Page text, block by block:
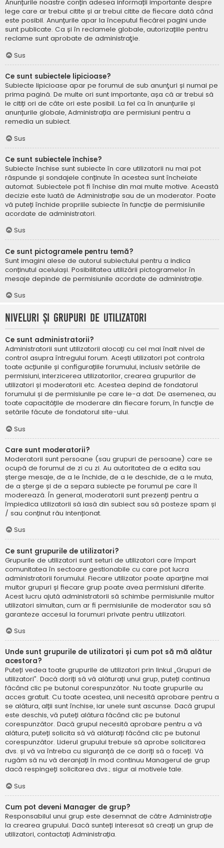
Anunțurile noastre conțin adesea informații importante despre
lege care ar trebui citite și ar trebui citite de fiecare dată când
este posibil. Anunțurile apar la începutul fiecărei pagini unde
sunt publicate. Ca și în reclamele globale, autorizațiile pentru
reclame sunt aprobate de administraţie.
Sus
Ce sunt subiectele lipicioase?
Subiecte lipicioase apar pe forumul de sub anunţuri și numai pe
prima pagină. De multe ori sunt importante, așa că ar trebui să
le citiți ori de câte ori este posibil. La fel ca în anunțurile și
anunțurile globale, Administrația are permisiuni pentru a
remedia un subiect.
Sus
Ce sunt subiectele închise?
Subiecte închise sunt subiecte în care utilizatorii nu mai pot
răspunde și sondajele conținute în acestea sunt încheiate
automat. Subiectele pot fi închise din mai multe motive. Această
decizie este luată de Administrație sau de un moderator. Poate
vă puteți închide propriile subiecte în funcție de permisiunile
acordate de administratori.
Sus
Ce sunt pictogramele pentru temă?
Sunt imagini alese de autorul subiectului pentru a indica
conținutul aceluiași. Posibilitatea utilizării pictogramelor în
mesaje depinde de permisiunile acordate de administrație.
Sus
Niveluri și grupuri de utilizatori
Ce sunt administratorii?
Administratorii sunt utilizatorii alocați cu cel mai înalt nivel de
control asupra întregului forum. Acești utilizatori pot controla
toate acțiunile și configurațiile forumului, inclusiv setările de
permisiuni, interzicerea utilizatorilor, crearea grupurilor de
utilizatori și moderatorii etc. Acestea depind de fondatorul
forumului și de permisiunile pe care le-a dat. De asemenea, au
toate capacitățile de moderare din fiecare forum, în funcție de
setările făcute de fondatorul site-ului.
Sus
Care sunt moderatorii?
Moderatorii sunt persoane (sau grupuri de persoane) care se
ocupă de forumul de zi cu zi. Au autoritatea de a edita sau
șterge mesaje, de a le închide, de a le deschide, de a le muta,
de a șterge și de a separa subiecte pe forumul pe care îl
moderează. În general, moderatorii sunt prezenți pentru a
împiedica utilizatorii să iasă din subiect sau să posteze spam și
/ sau conținut rău intenționat.
Sus
Ce sunt grupurile de utilizatori?
Grupurile de utilizatori sunt seturi de utilizatori care împart
comunitatea în sectoare gestionabile cu care pot lucra
administratorii forumului. Fiecare utilizator poate aparține mai
multor grupuri și fiecare grup poate avea permisiuni diferite.
Acest lucru ajută administratorii să schimbe permisiunile multor
utilizatori simultan, cum ar fi permisiunile de moderator sau să
garanteze accesul la forumuri private pentru utilizatori.
Sus
Unde sunt grupurile de utilizatori și cum pot să mă alătur
acestora?
Puteți vedea toate grupurile de utilizatori prin linkul „Grupuri de
utilizatori”. Dacă doriți să vă alăturați unui grup, puteți continua
făcând clic pe butonul corespunzător. Nu toate grupurile au
acces gratuit. Cu toate acestea, unii necesită aprobare pentru a
se alătura, alții sunt închise, iar unele sunt ascunse. Dacă grupul
este deschis, vă puteți alătura făcând clic pe butonul
corespunzător. Dacă grupul necesită aprobare pentru a vă
alătura, puteți solicita să vă alăturați făcând clic pe butonul
corespunzător. Liderul grupului trebuie să aprobe solicitarea
dvs. și vă va întreba cu siguranță de ce doriți să o faceți. Vă
rugăm să nu vă deranjați în mod continuu Managerul de grup
dacă respingeți solicitarea dvs.; sigur ai motivele tale.
Sus
Cum pot deveni Manager de grup?
Responsabilul unui grup este desemnat de către Administrație
la crearea grupului. Dacă sunteți interesat să creați un grup de
utilizatori, contactați Administrația.